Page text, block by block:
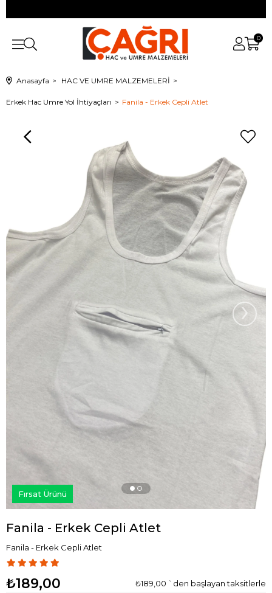
0
Anasayfa HAC VE UMRE MALZEMELERİ
Erkek Hac Umre Yol İhtiyaçları Fanila - Erkek Cepli Atlet
›
Fırsat Ürünü
Fanila - Erkek Cepli Atlet
Fanila - Erkek Cepli Atlet
₺189,00 ₺189,00 `den başlayan taksitlerle